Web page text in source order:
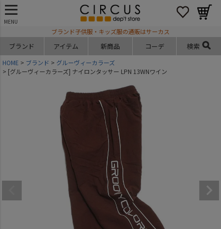
MENU
ブランド子供服・キッズ服の通販はサーカス
ブランド アイテム 新商品 コーデ 検索
HOME ブランド
グルーヴィーカラーズ
[グルーヴィーカラーズ] ナイロンタッサー LPN 13WNワイン